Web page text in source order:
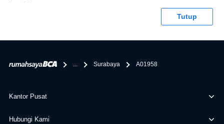
tentang properti disini BCA hanya sebagai pihak
bertanggung jawab terhadap informasi yang rekanan
Tutup
... Surabaya A01958
Kantor Pusat
Hubungi Kami